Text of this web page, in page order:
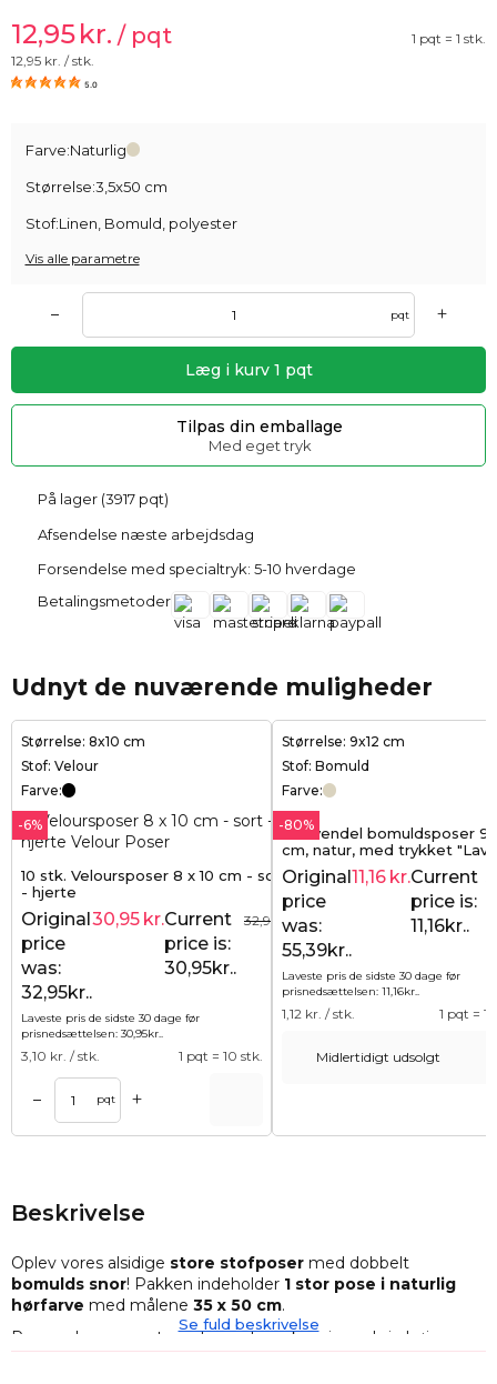
12,95kr. / pqt
1 pqt = 1 stk.
12,95 kr. / stk.
5.0
Farve:Naturlig
Størrelse:3,5x50 cm
Stof:Linen, Bomuld, polyester
Vis alle parametre
– pqt +
Læg i kurv 1 pqt
Tilpas din emballage
Med eget tryk
På lager (3917 pqt)
Afsendelse næste arbejdsdag
Forsendelse med specialtryk: 5-10 hverdage
Betalingsmetoder
Udnyt de nuværende muligheder
Størrelse: 8x10 cm
Stof: Velour
Farve:
-6%
10 stk. Veloursposer 8 x 10 cm - sort
- hjerte
32,95 kr.
Original
price
was:
32,95kr..
30,95 kr.Current
price is:
30,95kr..
Laveste pris de sidste 30 dage før
prisnedsættelsen: 30,95kr..
3,10 kr. / stk. 1 pqt = 10 stk.
– pqt +
Størrelse: 9x12 cm
Stof: Bomuld
Farve:
-80%
10 lavendel bomuldsposer 9
cm, natur, med trykket
de Provence"
Original
price
was:
55,39kr..
11,16 kr.Current
price is:
11,16kr..
Laveste pris de sidste 30 dage før
prisnedsættelsen: 11,16kr..
1,12 kr. / stk. 1 pqt =
Midlertidigt udsolgt
Beskrivelse
Oplev vores alsidige store stofposer med dobbelt
bomulds snor! Pakken indeholder 1 stor pose i naturlig
hørfarve med målene 35 x 50 cm.
Posen, der præsenteres her, udmærker sig ved sin høje
kvalitet i forarbejdningen (solidt stof, stærke syninger) og sit
Se fuld beskrivelse